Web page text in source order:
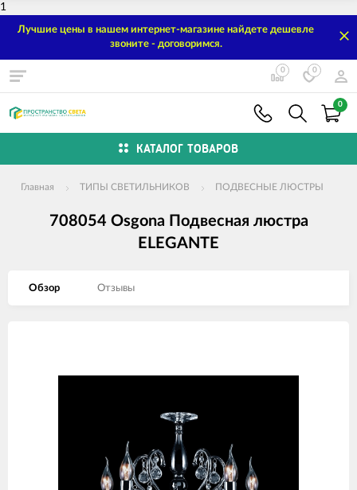
1
Лучшие цены в нашем интернет-магазине найдете дешевле
звоните - договоримся.
0 0
0
КАТАЛОГ ТОВАРОВ
Главная ТИПЫ СВЕТИЛЬНИКОВ ПОДВЕСНЫЕ ЛЮСТРЫ
708054 Osgona Подвесная люстра
ELEGANTE
Обзор Отзывы